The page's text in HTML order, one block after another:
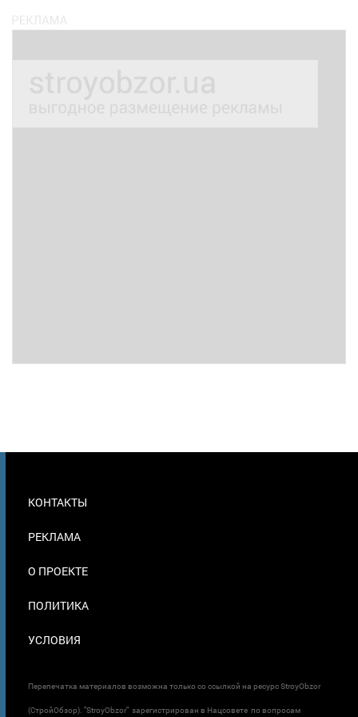
В
КОНТАКТЫ
РЕКЛАМА
О ПРОЕКТЕ
ПОЛИТИКА
УСЛОВИЯ
Перепечатка материалов возможна только со ссылкой на ресурс StroyObzor
(СтройОбзор). "StroyObzor" зарегистрирован в Нацсовете по вопросам